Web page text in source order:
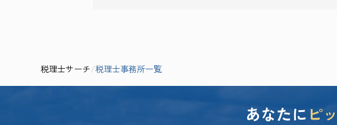
税理士サーチ/税理士事務所一覧
あなたにピ